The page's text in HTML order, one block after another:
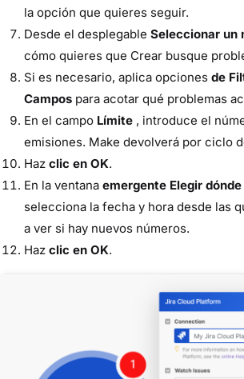
la opción que quieres seguir.
Desde el desplegable Seleccionar un
cómo quieres que Crear busque
Si es necesario, aplica opciones de
Campos para acotar qué problemas
En el campo Límite , introduce el
emisiones. Make devolverá por ciclo
Haz clic en OK.
En la ventana emergente Elegir
selecciona la fecha y hora desde las
a ver si hay nuevos números.
Haz clic en OK.